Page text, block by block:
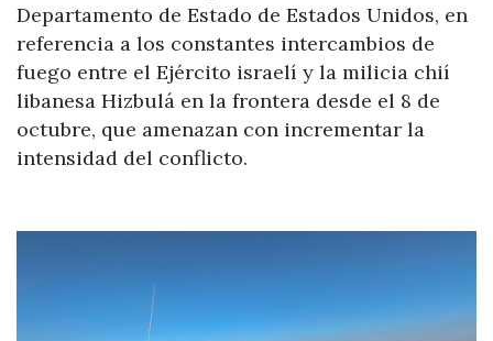
Departamento de Estado de Estados Unidos, en
referencia a los constantes intercambios de
fuego entre el Ejército israelí y la milicia chií
libanesa Hizbulá en la frontera desde el 8 de
octubre, que amenazan con incrementar la
intensidad del conflicto.